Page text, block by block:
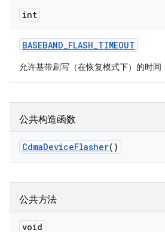
int
BASEBAND_FLASH_TIMEOUT
允许基带刷写（在恢复模式下）的时间
公共构造函数
CdmaDeviceFlasher()
公共方法
void